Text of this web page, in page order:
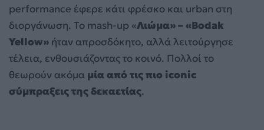
performance έφερε κάτι φρέσκο και urban στη
διοργάνωση. Το mash-up «Λιώμα» – «Bodak
Yellow» ήταν απροσδόκητο, αλλά λειτούργησε
τέλεια, ενθουσιάζοντας το κοινό. Πολλοί το
θεωρούν ακόμα μία από τις πιο iconic
σύμπραξεις της δεκαετίας.